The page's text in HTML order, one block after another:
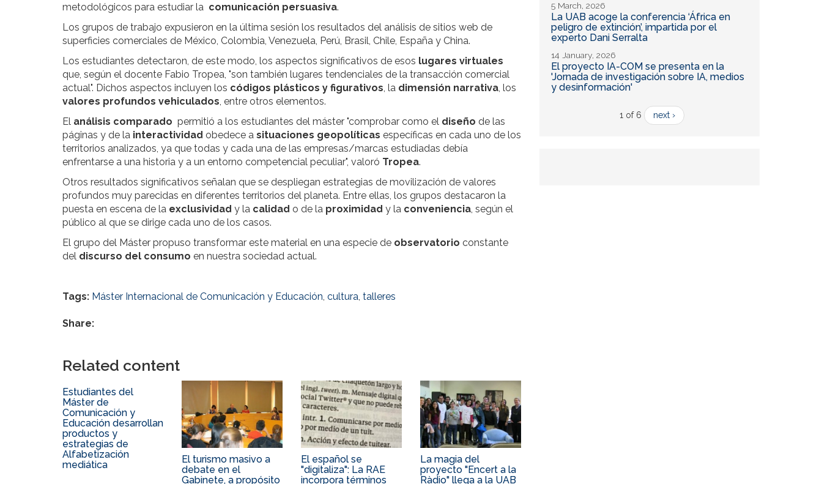
metodológicos para estudiar la comunicación persuasiva.
Los grupos de trabajo expusieron en la última sesión los resultados del análisis de sitios web de
superficies comerciales de México, Colombia, Venezuela, Perú, Brasil, Chile, España y China.
Los estudiantes detectaron, de este modo, los aspectos significativos de esos lugares virtuales
que, según el docente Fabio Tropea, "son también lugares tendenciales de la transacción comercial
actual". Dichos aspectos incluyen los códigos plásticos y figurativos, la dimensión narrativa, los
valores profundos vehiculados, entre otros elementos.
El análisis comparado permitió a los estudiantes del máster "comprobar como el diseño de las
páginas y de la interactividad obedece a situaciones geopolíticas específicas en cada uno de los
territorios analizados, ya que todas y cada una de las empresas/marcas estudiadas debía
enfrentarse a una historia y a un entorno competencial peculiar", valoró Tropea.
Otros resultados significativos señalan que se despliegan estrategias de movilización de valores
profundos muy parecidas en diferentes territorios del planeta. Entre ellas, los grupos destacaron la
puesta en escena de la exclusividad y la calidad o de la proximidad y la conveniencia, según el
público al que se dirige cada uno de los casos.
El grupo del Máster propuso transformar este material en una especie de observatorio constante
del discurso del consumo en nuestra sociedad actual.
Tags: Máster Internacional de Comunicación y Educación, cultura, talleres
Share:
Related content
Estudiantes del
Máster de
Comunicación y
Educación desarrollan
productos y
estrategias de
Alfabetización
mediática
El turismo masivo a
debate en el
Gabinete, a propósito
El español se
"digitaliza": La RAE
incorpora términos
La magia del
proyecto "Encert a la
Ràdio" llega a la UAB
5 March, 2026
La UAB acoge la conferencia ‘África en
peligro de extinción’, impartida por el
experto Dani Serralta
14 January, 2026
El proyecto IA-COM se presenta en la
'Jornada de investigación sobre IA, medios
y desinformación'
1 of 6 next ›